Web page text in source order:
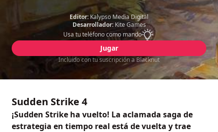
Editor: Kalypso Media Digital
Desarrollador: Kite Games
Usa tu teléfono como mando
Jugar
Incluido con tu suscripción a Blacknut
Sudden Strike 4
¡Sudden Strike ha vuelto! La aclamada saga de
estrategia en tiempo real está de vuelta y trae